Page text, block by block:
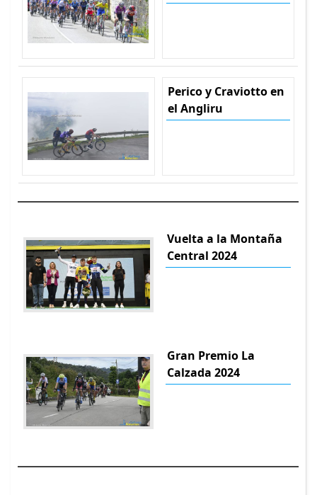
Perico y Craviotto en
el Angliru
Vuelta a la Montaña
Central 2024
Gran Premio La
Calzada 2024